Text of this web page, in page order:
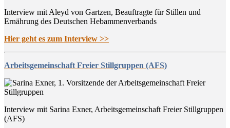
Interview mit Aleyd von Gartzen, Beauftragte für Stillen und
Ernährung des Deutschen Hebammenverbands
Hier geht es zum Interview >>
Arbeitsgemeinschaft Freier Stillgruppen (AFS)
Interview mit Sarina Exner, Arbeitsgemeinschaft Freier Stillgruppen
(AFS)